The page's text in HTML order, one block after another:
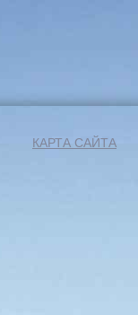
КАРТА САЙТА